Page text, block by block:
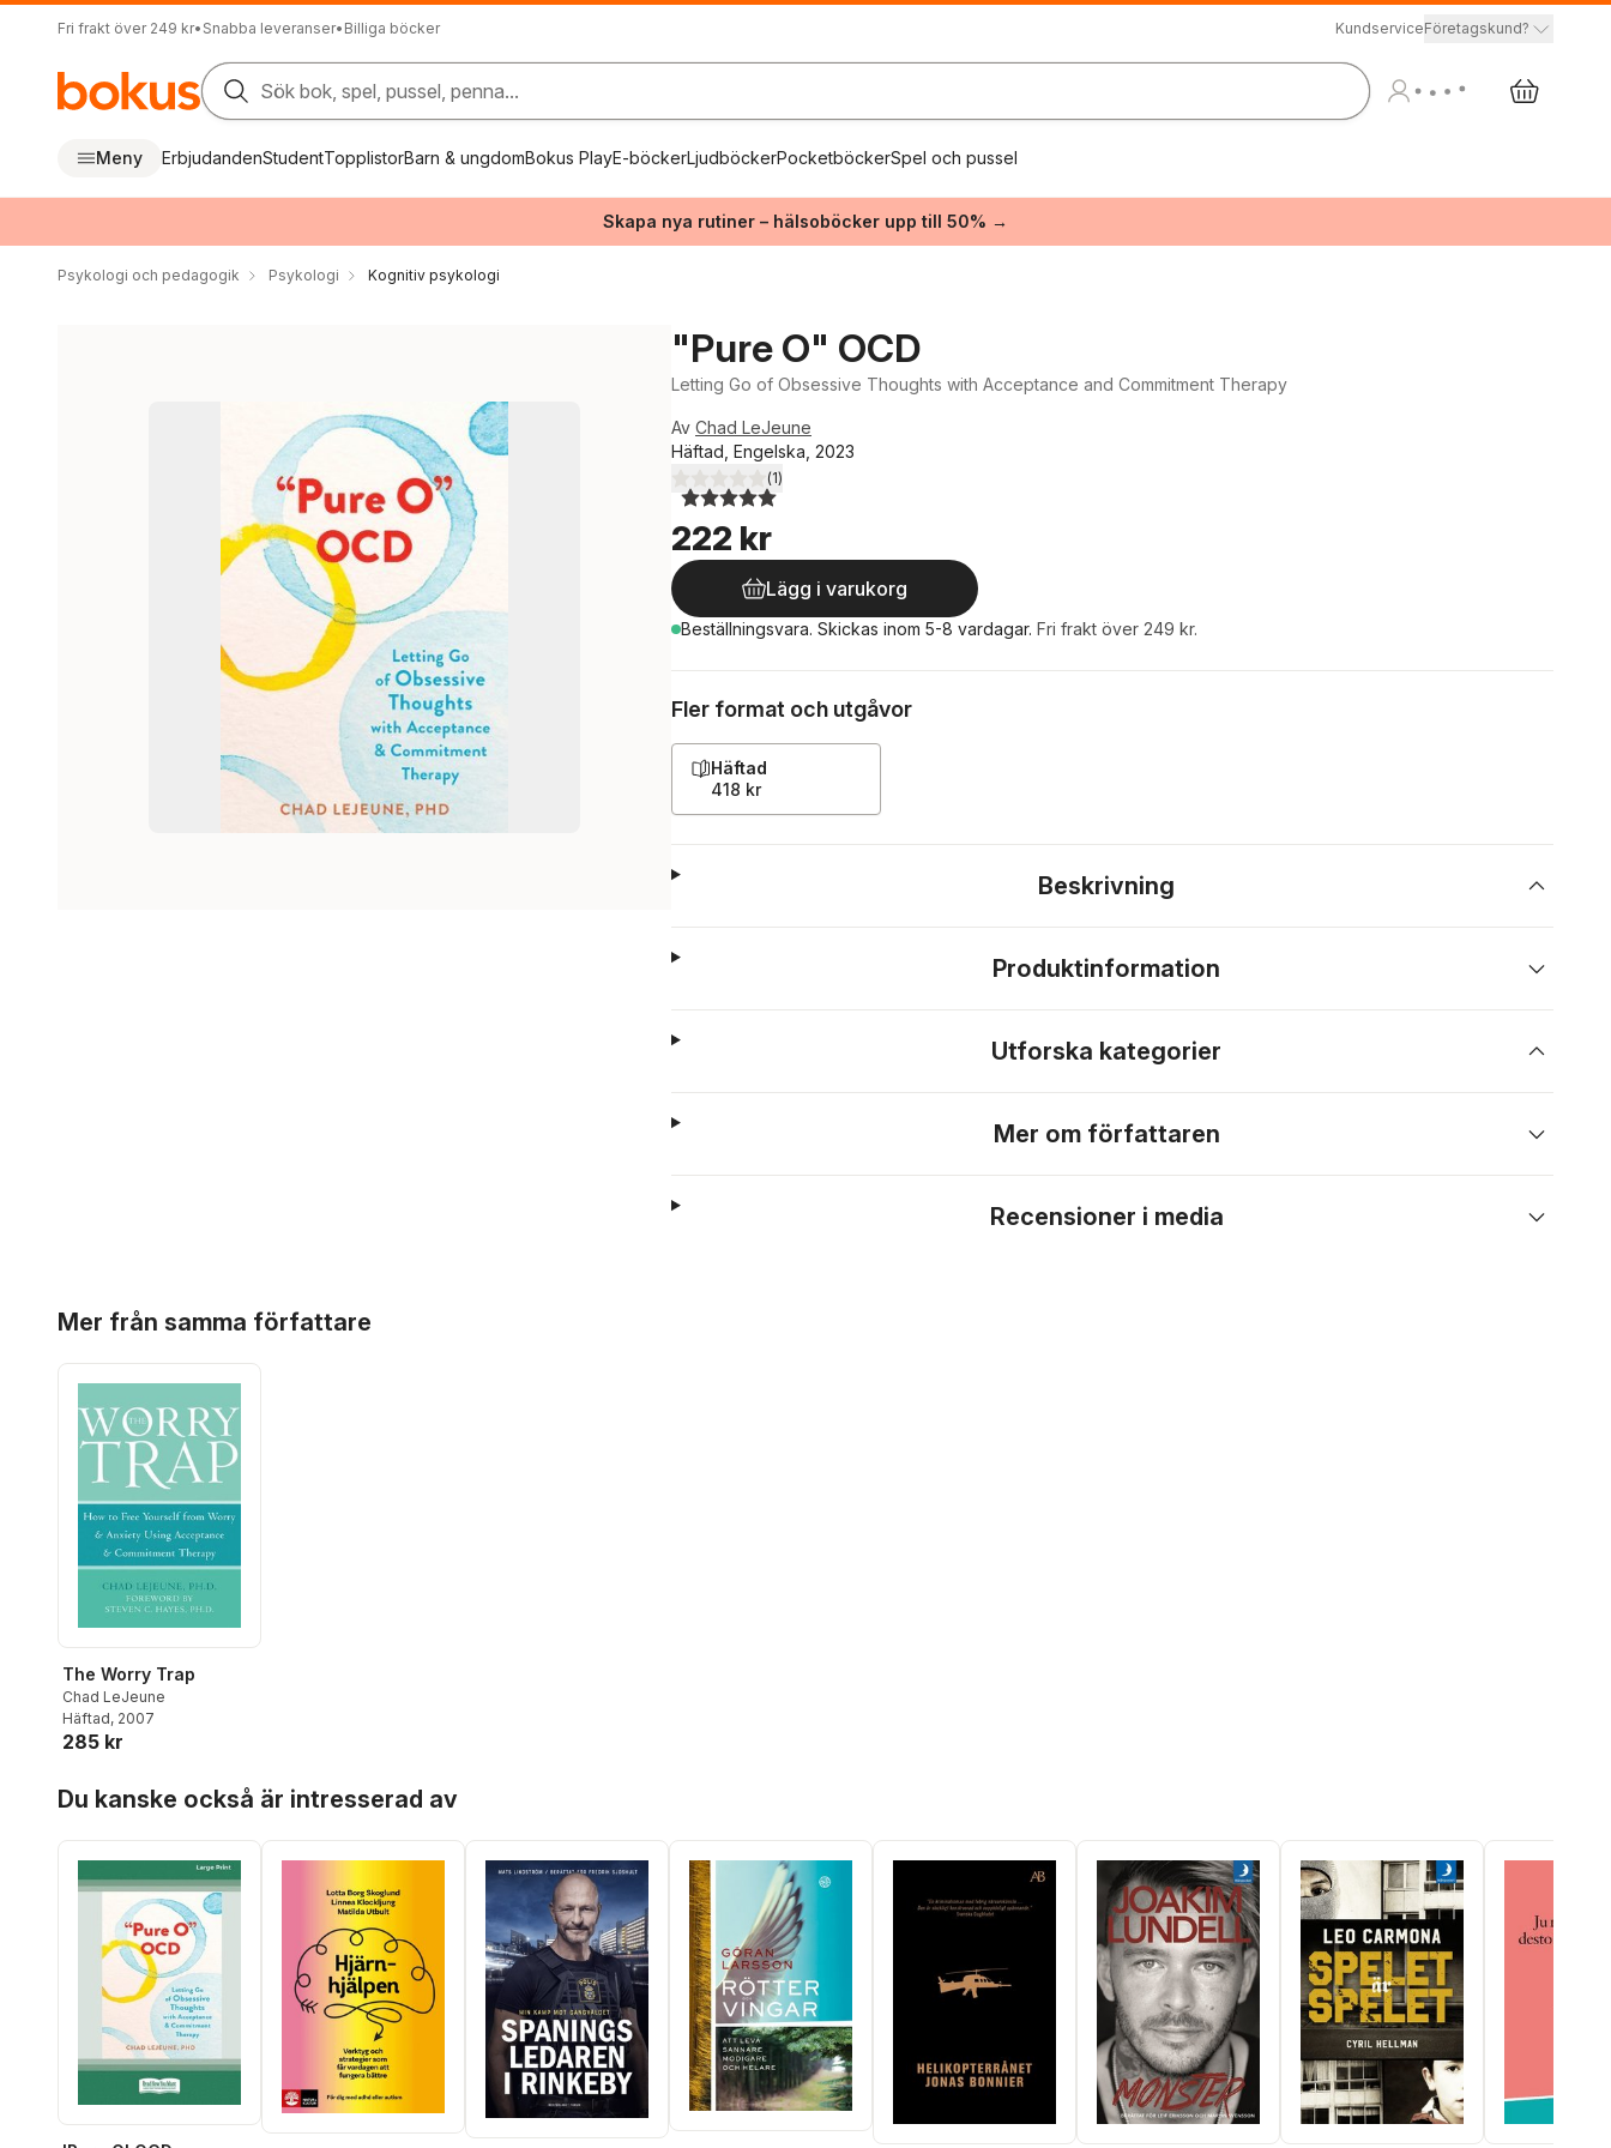
Fri frakt över 249 kr• Snabba leveranser• Billiga böcker KundserviceFöretagskund?
Sök bok, spel, pussel, penna...
Meny ErbjudandenStudentTopplistorBarn & ungdomBokus PlayE-böckerLjudböckerPocketböckerSpel och pussel
Skapa nya rutiner – hälsoböcker upp till 50% →
Psykologi och pedagogik Psykologi Kognitiv psykologi
"Pure O" OCD
Letting Go of Obsessive Thoughts with Acceptance and Commitment Therapy
Av Chad LeJeune
Häftad, Engelska, 2023
5,0utav 5 stjärnor. Totalt antal röster:
(1)
222 kr
Lägg i varukorg
Beställningsvara. Skickas inom 5-8 vardagar. Fri frakt över 249 kr.
Fler format och utgåvor
Häftad
418 kr
Beskrivning
Produktinformation
Utforska kategorier
Mer om författaren
Recensioner i media
Mer från samma författare
The Worry Trap
Chad LeJeune
Häftad, 2007
285 kr
Du kanske också är intresserad av